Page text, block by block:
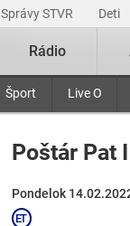
Správy STVR Deti
Šport Live O
Rádio
Poštár Pat I
Pondelok